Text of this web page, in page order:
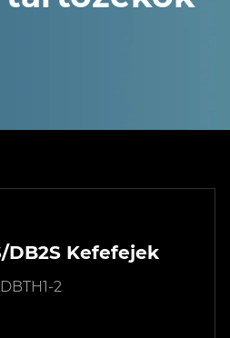
DB2S Kefefejek
2